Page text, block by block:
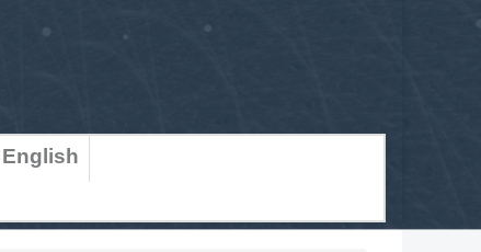
English